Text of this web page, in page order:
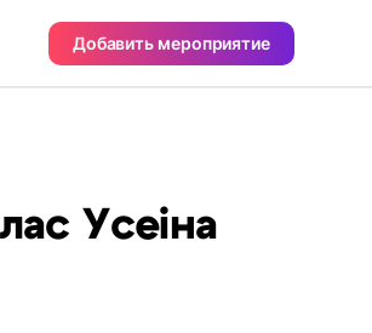
Добавить мероприятие
Усеіна